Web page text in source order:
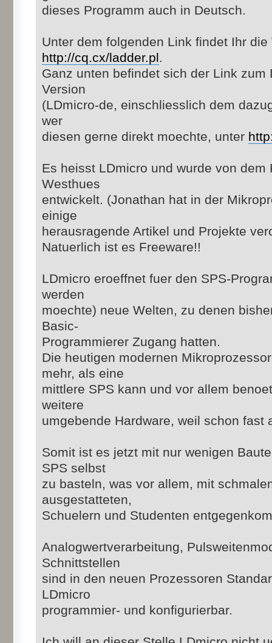
dieses Programm auch in Deutsch.
Unter dem folgenden Link findet Ihr die
http://cq.cx/ladder.pl.
Ganz unten befindet sich der Link zum
Version
(LDmicro-de, einschliesslich dem
wer
diesen gerne direkt moechte, unter
Es heisst LDmicro und wurde von dem
Westhues
entwickelt. (Jonathan hat in der
einige
herausragende Artikel und Projekte
Natuerlich ist es Freeware!!
LDmicro eroeffnet fuer den SPS-
werden
moechte) neue Welten, zu denen
Basic-
Programmierer Zugang hatten.
Die heutigen modernen
mehr, als eine
mittlere SPS kann und vor allem
weitere
umgebende Hardware, weil schon fast
Somit ist es jetzt mit nur wenigen
SPS selbst
zu basteln, was vor allem, mit
ausgestatteten,
Schuelern und Studenten
Analogwertverarbeitung,
Schnittstellen
sind in den neuen Prozessoren
LDmicro
programmier- und konfigurierbar.